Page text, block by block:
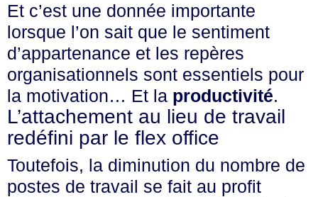
Et c’est une donnée importante
lorsque l’on sait que le sentiment
d’appartenance et les repères
organisationnels sont essentiels pour
la motivation… Et la productivité.
L’attachement au lieu de travail
redéfini par le flex office
Toutefois, la diminution du nombre de
postes de travail se fait au profit